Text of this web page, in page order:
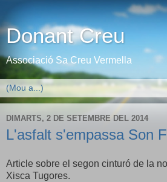
Donant Creu
Associació Sa Creu Vermella
DIMARTS, 2 DE SETEMBRE DEL 2014
L'asfalt s'empassa Son
Article sobre el segon cinturó de la
Xisca Tugores.